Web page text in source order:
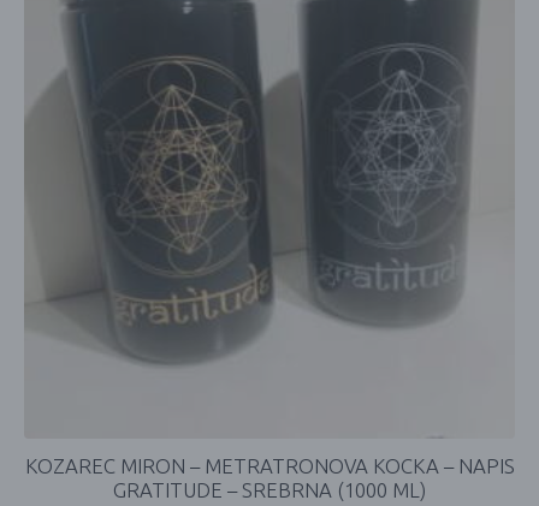
KOZAREC MIRON – METRATRONOVA KOCKA – NAPIS
GRATITUDE – SREBRNA (1000 ML)